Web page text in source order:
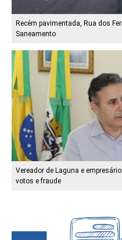
Recém pavimentada, Rua dos
Saneamento
Vereador de Laguna e
votos e fraude